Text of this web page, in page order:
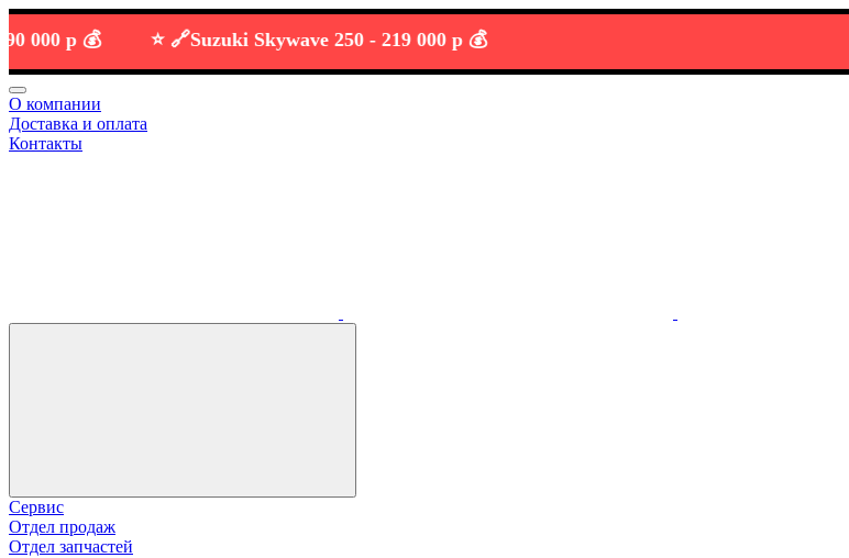
р 💰 Suzuki Skywave 250 -219 000 р 💰
О компании
Доставка и оплата
Контакты
Сервис
Отдел продаж
Отдел запчастей